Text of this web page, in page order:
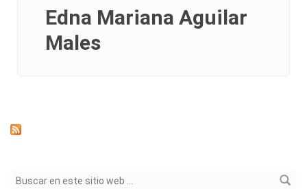
Edna Mariana Aguilar
Males